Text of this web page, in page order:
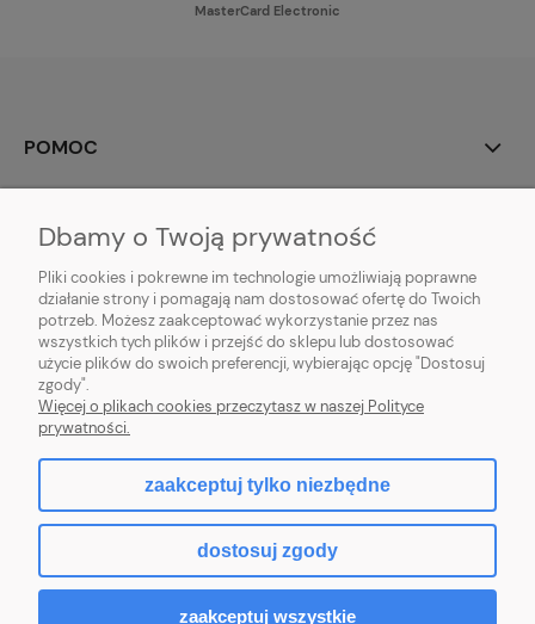
MasterCard Electronic
POMOC
PŁATNOŚCI I DOSTAWA
INFORMACJE
O NAS
Sklep internetowy Shoper Premium
Dbamy o Twoją prywatność
Pliki cookies i pokrewne im technologie umożliwiają poprawne
działanie strony i pomagają nam dostosować ofertę do Twoich
potrzeb. Możesz zaakceptować wykorzystanie przez nas
wszystkich tych plików i przejść do sklepu lub dostosować
użycie plików do swoich preferencji, wybierając opcję "Dostosuj
zgody".
Więcej o plikach cookies przeczytasz w naszej Polityce
prywatności.
zaakceptuj tylko niezbędne
dostosuj zgody
zaakceptuj wszystkie